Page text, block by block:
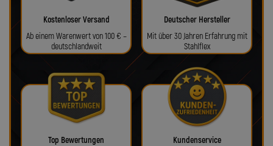
Kostenloser Versand
Ab einem Warenwert von 100 € –
deutschlandweit
Deutscher Hersteller
Mit über 30 Jahren Erfahrung mit
Stahlflex
Top Bewertungen
Kundenservice